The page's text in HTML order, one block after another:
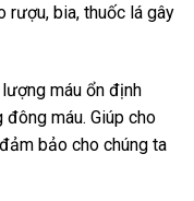
rượu, bia, thuốc lá gây
máu ổn định
máu. Giúp cho
bảo cho chúng ta